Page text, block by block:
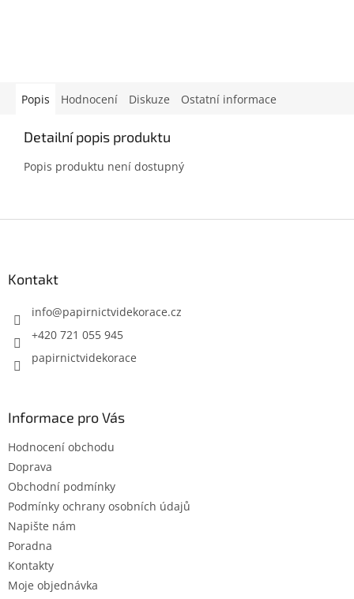
Popis Hodnocení Diskuze Ostatní informace
Detailní popis produktu
Popis produktu není dostupný
Kontakt
info@papirnictvidekorace.cz
+420 721 055 945
papirnictvidekorace
Informace pro Vás
Hodnocení obchodu
Doprava
Obchodní podmínky
Podmínky ochrany osobních údajů
Napište nám
Poradna
Kontakty
Moje objednávka